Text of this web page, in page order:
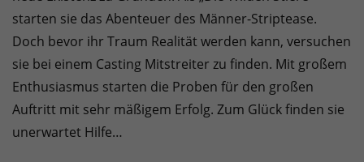
starten sie das Abenteuer des Männer-Striptease.
Doch bevor ihr Traum Realität werden kann, versuchen
sie bei einem Casting Mitstreiter zu finden. Mit großem
Enthusiasmus starten die Proben für den großen
Auftritt mit sehr mäßigem Erfolg. Zum Glück finden sie
unerwartet Hilfe…